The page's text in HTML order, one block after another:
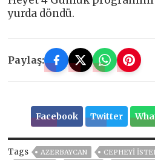
yurda döndü.
Paylaş:
Facebook Twitter
Tags AZERBAYCAN CEPHEYİ